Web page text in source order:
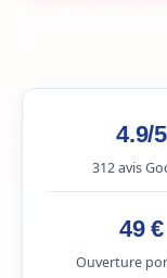
4.9/5
312 avis
49 €
Ouverture